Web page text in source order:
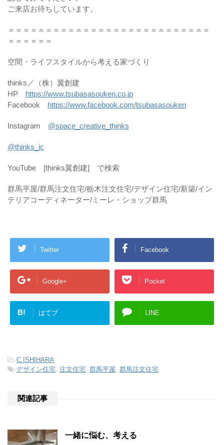
ご来店お待ちしています。
＝＝＝＝＝＝＝＝＝＝＝＝＝＝＝＝＝＝＝＝＝＝＝＝＝＝＝
＝＝＝＝＝＝
空間・ライフスタイルから考える家づくり
thinks／（株）翼創建
HP https://www.tsubasasouken.co.jp
Facebook https://www.facebook.com/tsubasasouken
Instagram @space_creative_thinks
@thinks_ic
YouTube [thinks翼創建] で検索
群馬平屋/群馬注文住宅/栃木注文住宅/デザイン住宅/新築/イン
テリアコーディネーター/ミーレ・ショップ群馬
Twitter Facebook
Google+ Pocket
B! はてブ LINE
-C.ISHIHARA
-デザイン住宅 注文住宅 群馬平屋 群馬注文住宅
関連記事
一緒に悩む、考える